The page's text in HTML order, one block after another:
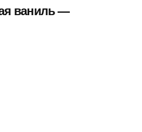
ваниль —